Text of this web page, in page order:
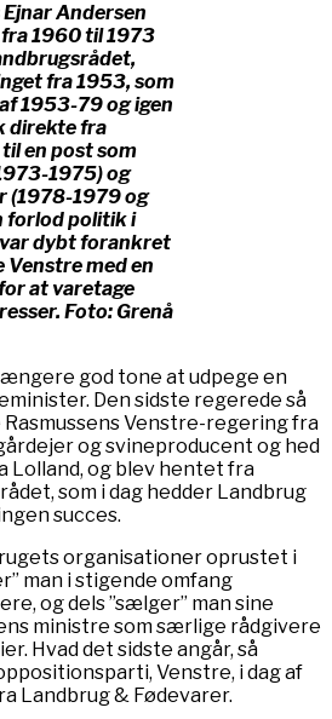
Andersen
1960 til 1973
fra 1953, som
1953-79 og igen
direkte fra
en post som
1975) og
(1978-1979 og
forlod politik i
dybt forankret
med en
at varetage
Foto: Grenå
god tone at udpege en
Den sidste regerede så
Venstre-regering fra
og svineproducent og hed
Lolland, og blev hentet fra
som i dag hedder Landbrug
succes.
organisationer oprustet i
man i stigende omfang
og dels ”sælger” man sine
ministre som særlige rådgivere
Hvad det sidste angår, så
Venstre, i dag af
Landbrug & Fødevarer.